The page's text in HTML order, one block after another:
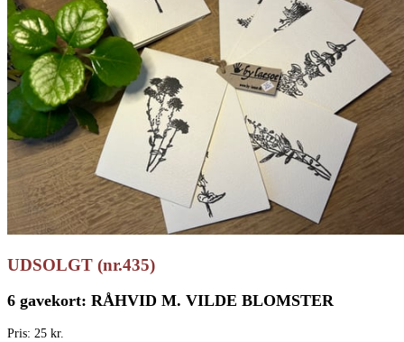
UDSOLGT (nr.435)
6 gavekort: RÅHVID M. VILDE BLOMSTER
Pris: 25 kr.